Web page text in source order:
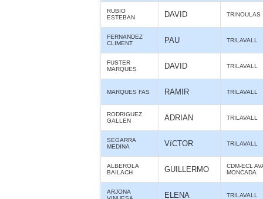
RUBIO
ESTEBAN
DAVID TRINOULAS
FERNANDEZ
CLIMENT
PAU TRILAVALL
FUSTER
MARQUES
DAVID TRILAVALL
MARQUES FAS RAMIR TRILAVALL
RODRIGUEZ
GALLEN
ADRIAN TRILAVALL
SEGARRA
MEDINA
VíCTOR TRILAVALL
ALBEROLA
BAILACH
GUILLERMO
CDM-ECL
MONCADA
ARJONA
ELENA TRILAVALL